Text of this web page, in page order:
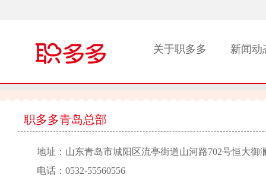
关于职多多 新闻动
职多多青岛总部
地址：山东青岛市城阳区流亭街道山河路702号恒大御
电话：0532-55560556